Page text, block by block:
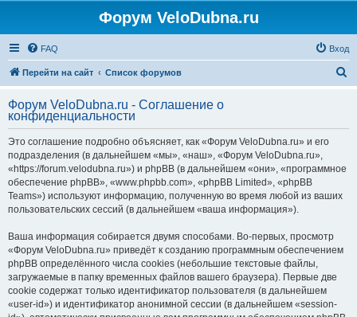
Форум VeloDubna.ru
FAQ Вход
Перейти на сайт Список форумов
с
Форум VeloDubna.ru - Соглашение о
конфиденциальности
Это соглашение подробно объясняет, как «Форум VeloDubna.ru» и его
подразделения (в дальнейшем «мы», «наш», «Форум VeloDubna.ru»,
«https://forum.velodubna.ru») и phpBB (в дальнейшем «они», «программное
обеспечение phpBB», «www.phpbb.com», «phpBB Limited», «phpBB
Teams») используют информацию, полученную во время любой из ваших
пользовательских сессий (в дальнейшем «ваша информация»).
Ваша информация собирается двумя способами. Во-первых, просмотр
«Форум VeloDubna.ru» приведёт к созданию программным обеспечением
phpBB определённого числа cookies (небольшие текстовые файлы,
загружаемые в папку временных файлов вашего браузера). Первые две
cookie содержат только идентификатор пользователя (в дальнейшем
«user-id») и идентификатор анонимной сессии (в дальнейшем «session-